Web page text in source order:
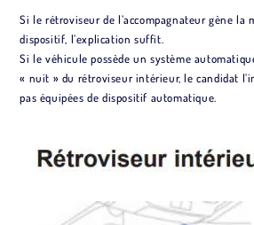
Si le rétroviseur de l’accompagnateur gène la
dispositif, l’explication suffit.
Si le véhicule possède un système
« nuit » du rétroviseur intérieur, le candidat
pas équipées de dispositif automatique.